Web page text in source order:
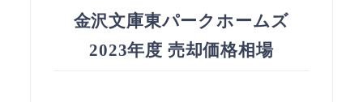
金沢文庫東パークホームズ
2023年度 売却価格相場